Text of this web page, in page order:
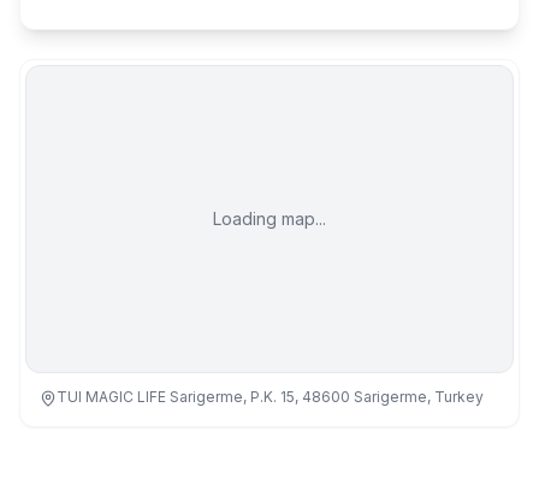
Loading map...
TUI MAGIC LIFE Sarigerme, P.K. 15, 48600 Sarigerme, Turkey